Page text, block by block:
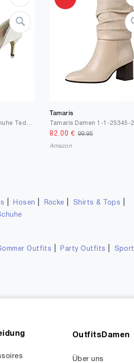
Tamaris
82.00 € 99.95
Amazon
Hosen Röcke Shirts & Tops
Outfits Party Outfits
Sport
OutfitsDamen
Über uns